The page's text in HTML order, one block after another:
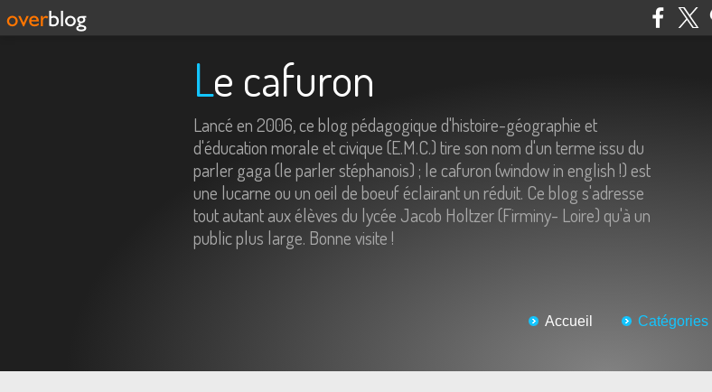
Le cafuron
Lancé en 2006, ce blog pédagogique d'histoire-géographie et
d'éducation morale et civique (E.M.C.) tire son nom d'un terme issu du
parler gaga (le parler stéphanois) ; le cafuron (window in english !) est
une lucarne ou un oeil de boeuf éclairant un réduit. Ce blog s'adresse
tout autant aux élèves du lycée Jacob Holtzer (Firminy- Loire) qu'à un
public plus large. Bonne visite !
Accueil Catégories